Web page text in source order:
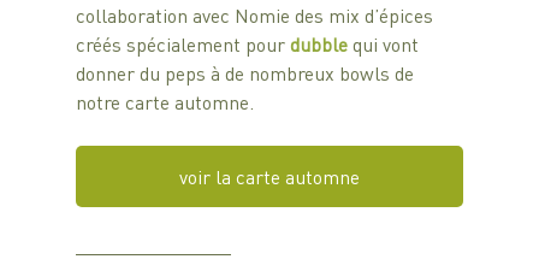
collaboration avec Nomie des mix d’épices
créés spécialement pour dubble qui vont
donner du peps à de nombreux bowls de
notre carte automne.
voir la carte automne